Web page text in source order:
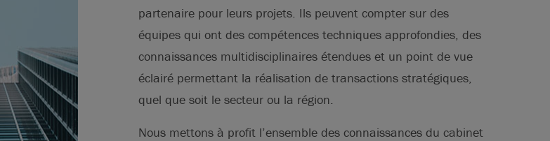
partenaire pour leurs projets. Ils peuvent compter sur des
équipes qui ont des compétences techniques approfondies, des
connaissances multidisciplinaires étendues et un point de vue
éclairé permettant la réalisation de transactions stratégiques,
quel que soit le secteur ou la région.
Nous mettons à profit l’ensemble des connaissances du cabinet